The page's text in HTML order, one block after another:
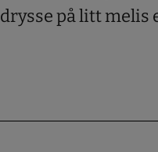
drysse på litt melis